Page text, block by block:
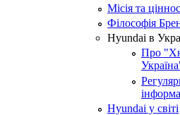
Місія та
Філософія
Hyundai в
Про
Hyundai у світі